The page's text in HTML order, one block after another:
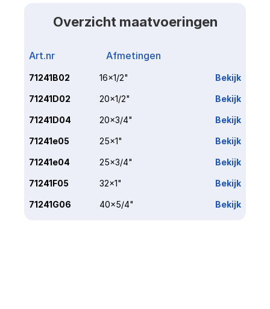
Overzicht maatvoeringen
Art.nr Afmetingen
71241B02 16x1/2" Bekijk
71241D02 20x1/2" Bekijk
71241D04 20x3/4" Bekijk
71241e05 25x1" Bekijk
71241e04 25x3/4" Bekijk
71241F05 32x1" Bekijk
71241G06 40x5/4" Bekijk